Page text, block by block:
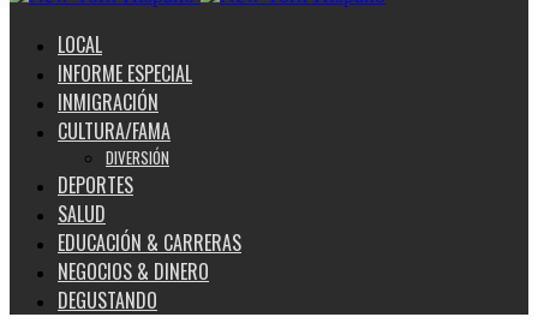
LOCAL
INFORME ESPECIAL
INMIGRACIÓN
CULTURA/FAMA
DIVERSIÓN
DEPORTES
SALUD
EDUCACIÓN & CARRERAS
NEGOCIOS & DINERO
DEGUSTANDO